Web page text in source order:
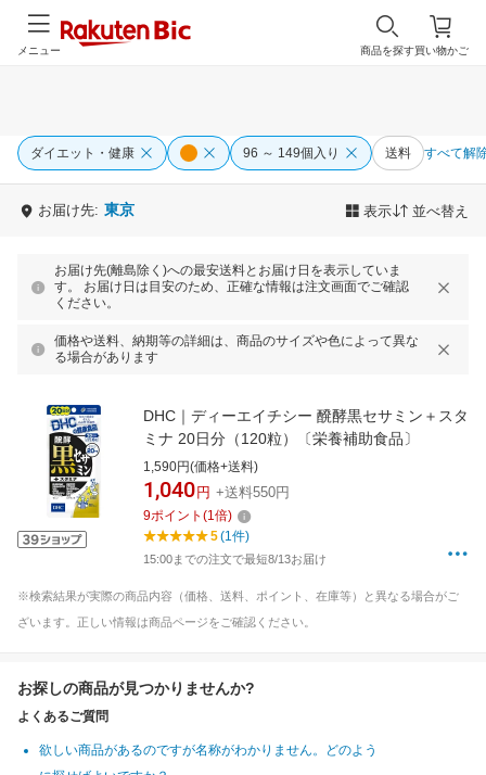
買い物かご
商品を探す
メニュー
ダイエット・健康 96 ～ 149個入り 送料 すべて解
お届け先: 東京 表示 並べ替え
お届け先(離島除く)への最安送料とお届け日を表示していま
す。 お届け日は目安のため、正確な情報は注文画面でご確認
ください。
価格や送料、納期等の詳細は、商品のサイズや色によって異な
る場合があります
DHC｜ディーエイチシー 醗酵黒セサミン＋スタ
ミナ 20日分（120粒）〔栄養補助食品〕
1,590円(価格+送料)
1,040 円 +送料550円
9ポイント (1倍)
5(1件)
15:00までの注文で最短8/13お届け
※検索結果が実際の商品内容（価格、送料、ポイント、在庫等）と異なる場合がご
ざいます。正しい情報は商品ページをご確認ください。
お探しの商品が見つかりませんか?
よくあるご質問
欲しい商品があるのですが名称がわかりません。どのよう